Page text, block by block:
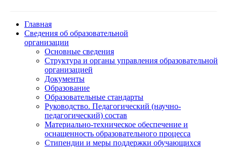
Главная
Сведения об образовательной
организации
Основные сведения
Структура и органы управления образовательной
организацией
Документы
Образование
Образовательные стандарты
Руководство. Педагогический (научно-
педагогический) состав
Материально-техническое обеспечение и
оснащенность образовательного процесса
Стипендии и меры поддержки обучающихся